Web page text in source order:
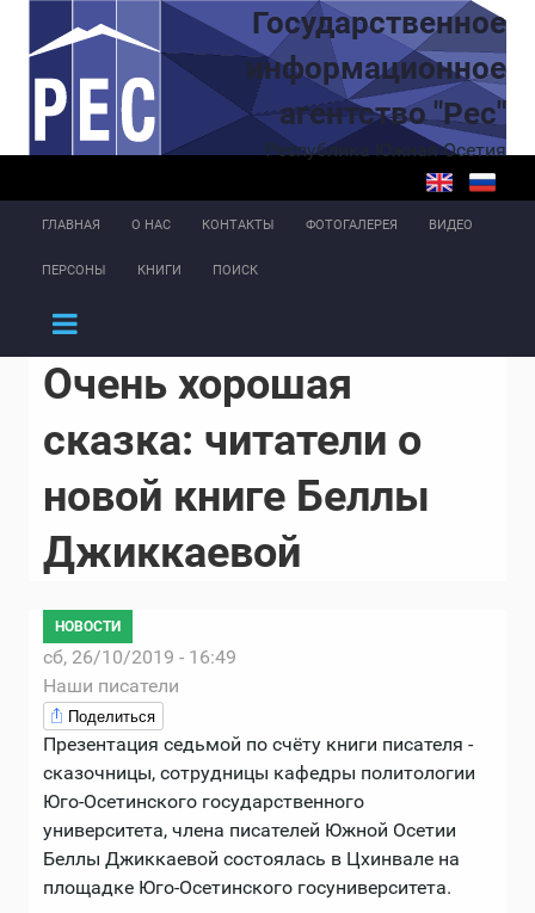
Перейти к основному содержаниюГосударственное
информационное
агентство "Рес"
Республика Южная Осетия
ГЛАВНАЯ О НАС КОНТАКТЫ ФОТОГАЛЕРЕЯ ВИДЕО
ПЕРСОНЫ КНИГИ ПОИСК
Очень хорошая
сказка: читатели о
новой книге Беллы
Джиккаевой
НОВОСТИ
сб, 26/10/2019 - 16:49
Наши писатели
Поделиться
Презентация седьмой по счёту книги писателя -
сказочницы, сотрудницы кафедры политологии
Юго-Осетинского государственного
университета, члена писателей Южной Осетии
Беллы Джиккаевой состоялась в Цхинвале на
площадке Юго-Осетинского госуниверситета.